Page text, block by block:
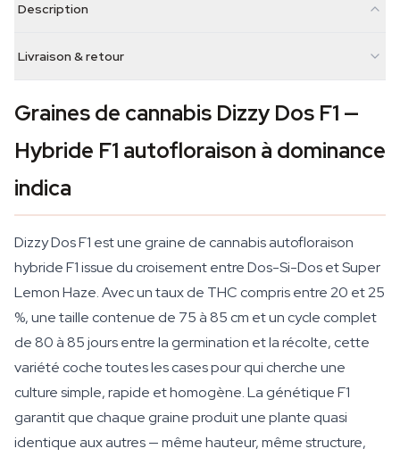
Description
Livraison & retour
Graines de cannabis Dizzy Dos F1 —
Hybride F1 autofloraison à dominance
indica
Dizzy Dos F1 est une graine de cannabis autofloraison
hybride F1 issue du croisement entre Dos-Si-Dos et Super
Lemon Haze. Avec un taux de THC compris entre 20 et 25
%, une taille contenue de 75 à 85 cm et un cycle complet
de 80 à 85 jours entre la germination et la récolte, cette
variété coche toutes les cases pour qui cherche une
culture simple, rapide et homogène. La génétique F1
garantit que chaque graine produit une plante quasi
identique aux autres — même hauteur, même structure,